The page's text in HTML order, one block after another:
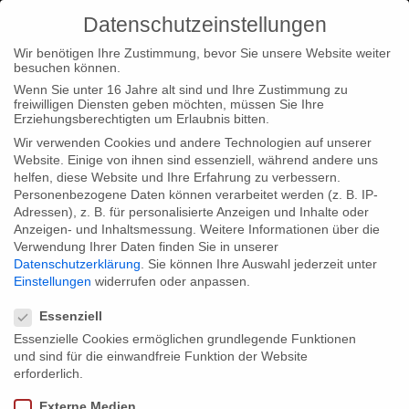
Home Typ|News
Gebrueder Beetz auf dem “World
Congress of Science & Factual Producers”
Gebrueder Beetz auf dem “World
Congress of Science & Factual
Christian und Reinhardt Beetz, Geschäftsführer der Gebrueder
Datenschutzeinstellungen
Wir benötigen Ihre Zustimmung, bevor Sie unsere Website weiter
besuchen können.
Wenn Sie unter 16 Jahre alt sind und Ihre Zustimmung zu
freiwilligen Diensten geben möchten, müssen Sie Ihre
Erziehungsberechtigten um Erlaubnis bitten.
Wir verwenden Cookies und andere Technologien auf unserer
Website. Einige von ihnen sind essenziell, während andere uns
helfen, diese Website und Ihre Erfahrung zu verbessern.
Personenbezogene Daten können verarbeitet werden (z. B. IP-
Adressen), z. B. für personalisierte Anzeigen und Inhalte oder
Anzeigen- und Inhaltsmessung. Weitere Informationen über die
Verwendung Ihrer Daten finden Sie in unserer
Datenschutzerklärung
Sie können Ihre Auswahl jederzeit unter
Einstellungen widerrufen oder anpassen.
Essenziell
Essenzielle Cookies ermöglichen grundlegende Funktionen
und sind für die einwandfreie Funktion der Website
erforderlich.